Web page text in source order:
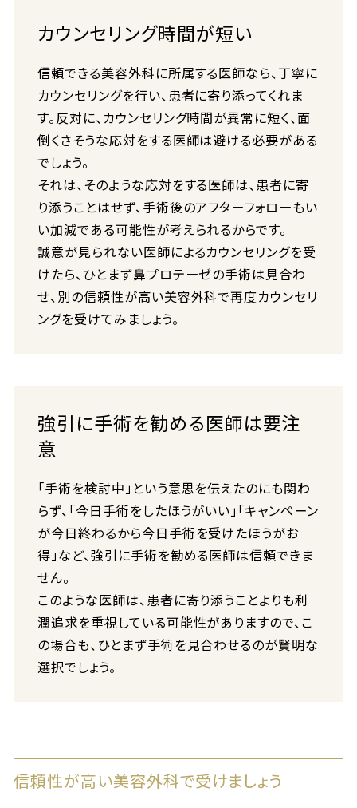
カウンセリング時間が短い
信頼できる美容外科に所属する医師なら、丁寧に
カウンセリングを行い、患者に寄り添ってくれま
す。反対に、カウンセリング時間が異常に短く、面
倒くさそうな応対をする医師は避ける必要がある
でしょう。
それは、そのような応対をする医師は、患者に寄
り添うことはせず、手術後のアフターフォローもい
い加減である可能性が考えられるからです。
誠意が見られない医師によるカウンセリングを受
けたら、ひとまず鼻プロテーゼの手術は見合わ
せ、別の信頼性が高い美容外科で再度カウンセリ
ングを受けてみましょう。
強引に手術を勧める医師は要注
意
「手術を検討中」という意思を伝えたのにも関わ
らず、「今日手術をしたほうがいい」「キャンペーン
が今日終わるから今日手術を受けたほうがお
得」など、強引に手術を勧める医師は信頼できま
せん。
このような医師は、患者に寄り添うことよりも利
潤追求を重視している可能性がありますので、こ
の場合も、ひとまず手術を見合わせるのが賢明な
選択でしょう。
信頼性が高い美容外科で受けましょう